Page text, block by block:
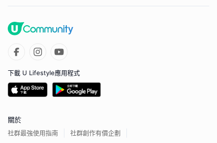
下載 U Lifestyle應用程式
關於
社群最強使用指南
社群創作有價企劃